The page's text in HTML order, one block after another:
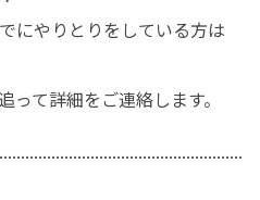
にやりとりをしている方は
て詳細をご連絡します。